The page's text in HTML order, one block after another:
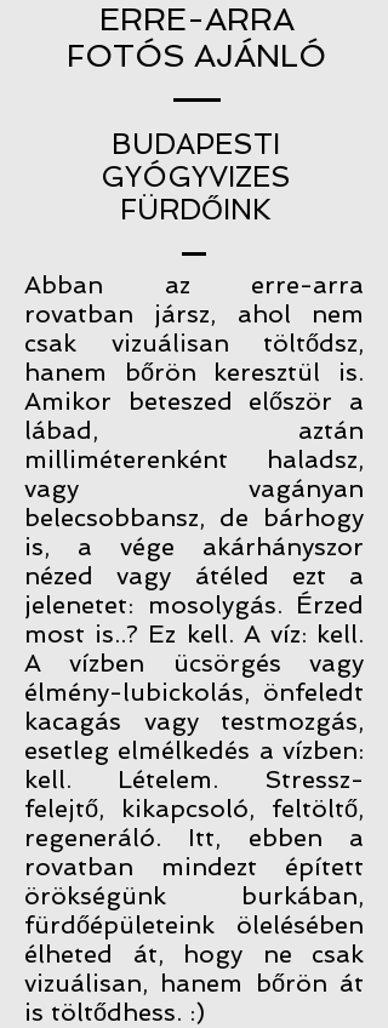
ERRE-ARRA
FOTÓS AJÁNLÓ
BUDAPESTI
GYÓGYVIZES
FÜRDŐINK
Abban az erre-arra
rovatban jársz, ahol nem
csak vizuálisan töltődsz,
hanem bőrön keresztül is.
Amikor beteszed először a
lábad, aztán
milliméterenként haladsz,
vagy vagányan
belecsobbansz, de bárhogy
is, a vége akárhányszor
nézed vagy átéled ezt a
jelenetet: mosolygás. Érzed
most is..? Ez kell. A víz: kell.
A vízben ücsörgés vagy
élmény-lubickolás, önfeledt
kacagás vagy testmozgás,
esetleg elmélkedés a vízben:
kell. Lételem. Stressz-
felejtő, kikapcsoló, feltöltő,
regeneráló. Itt, ebben a
rovatban mindezt épített
örökségünk burkában,
fürdőépületeink ölelésében
élheted át, hogy ne csak
vizuálisan, hanem bőrön át
is töltődhess. :)